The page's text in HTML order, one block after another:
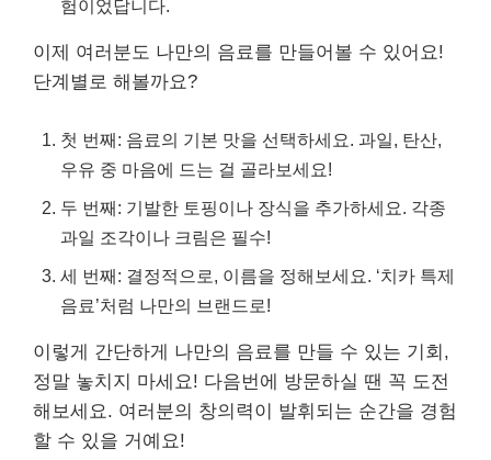
험이었답니다.
이제 여러분도 나만의 음료를 만들어볼 수 있어요!
단계별로 해볼까요?
첫 번째: 음료의 기본 맛을 선택하세요. 과일, 탄산,
우유 중 마음에 드는 걸 골라보세요!
두 번째: 기발한 토핑이나 장식을 추가하세요. 각종
과일 조각이나 크림은 필수!
세 번째: 결정적으로, 이름을 정해보세요. ‘치카 특제
음료’처럼 나만의 브랜드로!
이렇게 간단하게 나만의 음료를 만들 수 있는 기회,
정말 놓치지 마세요! 다음번에 방문하실 땐 꼭 도전
해보세요. 여러분의 창의력이 발휘되는 순간을 경험
할 수 있을 거예요!